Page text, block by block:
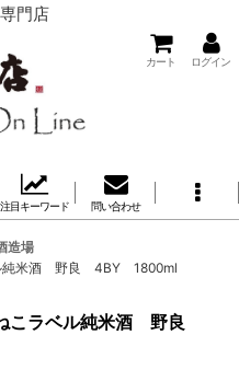
門店
カート ログイン
注目キーワード 問い合わせ
造場
純米酒 野良 4BY 1800ml
こラベル純米酒 野良